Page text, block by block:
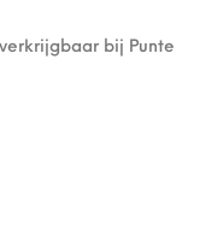
bij Punte